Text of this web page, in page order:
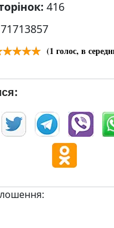
416
(1 голос, в